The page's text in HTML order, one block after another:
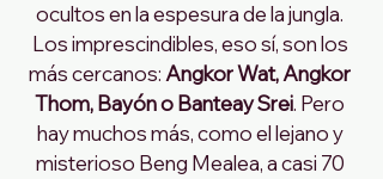
ocultos en la espesura de la jungla.
Los imprescindibles, eso sí, son los
más cercanos: Angkor Wat, Angkor
Thom, Bayón o Banteay Srei. Pero
hay muchos más, como el lejano y
misterioso Beng Mealea, a casi 70